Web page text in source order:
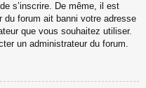
s’inscrire. De même, il est
du forum ait banni votre adresse
que vous souhaitez utiliser.
un administrateur du forum.